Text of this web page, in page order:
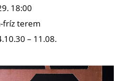
18:00
fríz terem
– 11.08.